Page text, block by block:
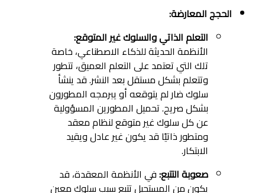
الحجج المعارضة:
التعلم الذاتي والسلوك غير المتوقع:
الأنظمة الحديثة للذكاء الاصطناعي، خاصة
تلك التي تعتمد على التعلم العميق، تتطور
وتتعلم بشكل مستقل بعد النشر. قد ينشأ
سلوك ضار لم يتوقعه أو يبرمجه المطورون
بشكل صريح. تحميل المطورين المسؤولية
عن كل سلوك غير متوقع لنظام معقد
ومتطور ذاتيًا قد يكون غير عادل ويقيد
الابتكار.
صعوبة التتبع:في الأنظمة المعقدة، قد
يكون من المستحيل تتبع سبب سلوك معين